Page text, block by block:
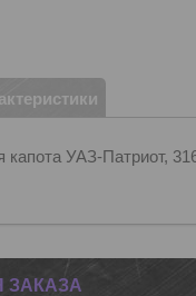
капота УАЗ-Патриот,
ЗАКАЗА